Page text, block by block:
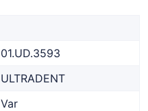
01.UD.3593
ULTRADENT
Var